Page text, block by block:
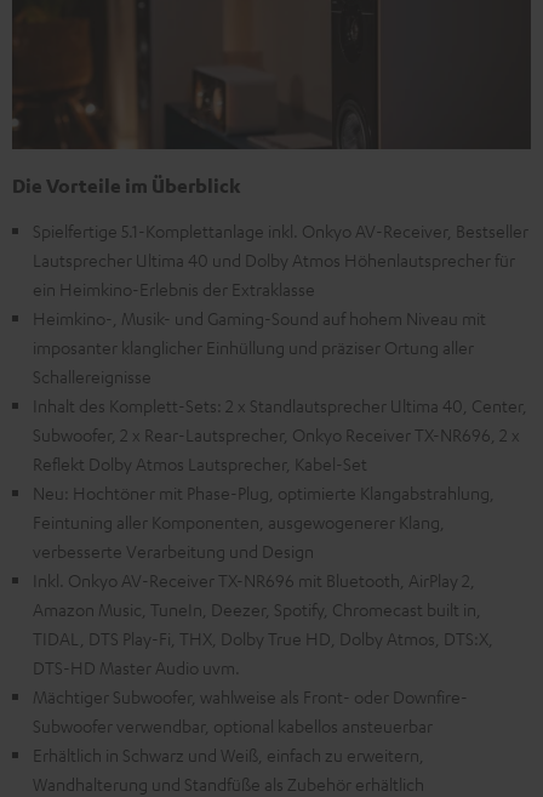
Die Vorteile im Überblick
Spielfertige 5.1-Komplettanlage inkl. Onkyo AV-Receiver, Bestseller
Lautsprecher Ultima 40 und Dolby Atmos Höhenlautsprecher für
ein Heimkino-Erlebnis der Extraklasse
Heimkino-, Musik- und Gaming-Sound auf hohem Niveau mit
imposanter klanglicher Einhüllung und präziser Ortung aller
Schallereignisse
Inhalt des Komplett-Sets: 2 x Standlautsprecher Ultima 40, Center,
Subwoofer, 2 x Rear-Lautsprecher, Onkyo Receiver TX-NR696, 2 x
Reflekt Dolby Atmos Lautsprecher, Kabel-Set
Neu: Hochtöner mit Phase-Plug, optimierte Klangabstrahlung,
Feintuning aller Komponenten, ausgewogenerer Klang,
verbesserte Verarbeitung und Design
Inkl. Onkyo AV-Receiver TX-NR696 mit Bluetooth, AirPlay 2,
Amazon Music, TuneIn, Deezer, Spotify, Chromecast built in,
TIDAL, DTS Play-Fi, THX, Dolby True HD, Dolby Atmos, DTS:X,
DTS-HD Master Audio uvm.
Mächtiger Subwoofer, wahlweise als Front- oder Downfire-
Subwoofer verwendbar, optional kabellos ansteuerbar
Erhältlich in Schwarz und Weiß, einfach zu erweitern,
Wandhalterung und Standfüße als Zubehör erhältlich